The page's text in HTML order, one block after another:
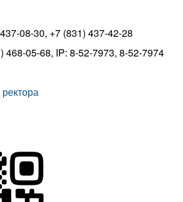
08-30, +7 (831) 437-42-28
05-68, IP: 8-52-7973, 8-52-7974